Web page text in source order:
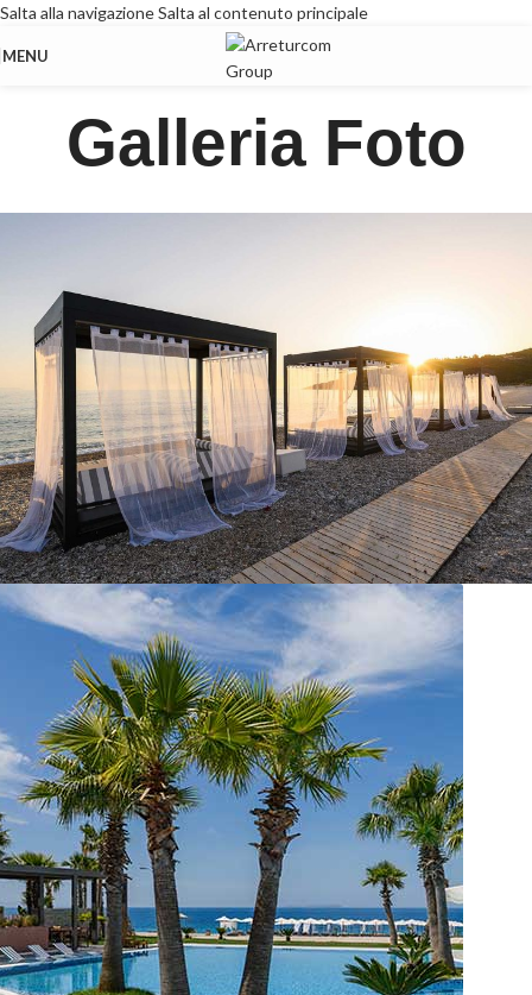
Salta alla navigazioneSalta al contenuto principale
MENU
Galleria Foto